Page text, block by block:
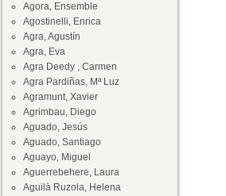
Agora, Ensemble
Agostinelli, Enrica
Agra, Agustín
Agra, Eva
Agra Deedy , Carmen
Agra Pardiñas, Mª Luz
Agramunt, Xavier
Agrimbau, Diego
Aguado, Jesús
Aguado, Santiago
Aguayo, Miguel
Aguerrebehere, Laura
Aguilà Ruzola, Helena